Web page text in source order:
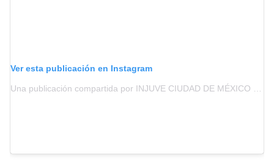
Ver esta publicación en Instagram